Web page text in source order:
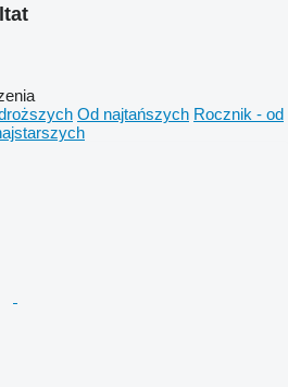
Od najtańszych Rocznik - od